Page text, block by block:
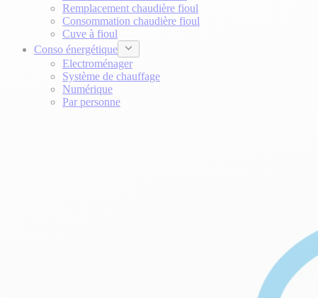
Remplacement chaudière fioul
Consommation chaudière fioul
Cuve à fioul
Conso énergétique
Electroménager
Système de chauffage
Numérique
Par personne